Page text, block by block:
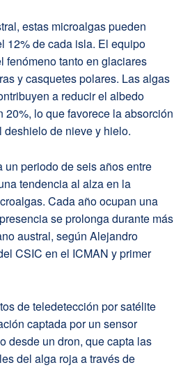
estas microalgas pueden
12% de cada isla. El equipo
fenómeno tanto en glaciares
y casquetes polares. Las algas
a reducir el albedo
20%, lo que favorece la absorción
de nieve y hielo.
un periodo de seis años entre
tendencia al alza en la
Cada año ocupan una
se prolonga durante más
austral, según Alejandro
CSIC en el ICMAN y primer
de teledetección por satélite
captada por un sensor
desde un dron, que capta las
del alga roja a través de